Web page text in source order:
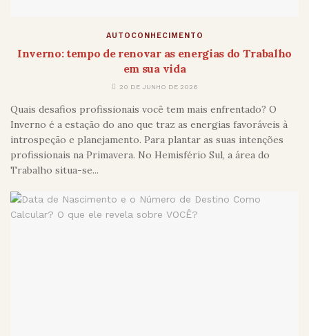
AUTOCONHECIMENTO
Inverno: tempo de renovar as energias do Trabalho
em sua vida
20 DE JUNHO DE 2026
Quais desafios profissionais você tem mais enfrentado? O
Inverno é a estação do ano que traz as energias favoráveis à
introspeção e planejamento. Para plantar as suas intenções
profissionais na Primavera. No Hemisfério Sul, a área do
Trabalho situa-se...